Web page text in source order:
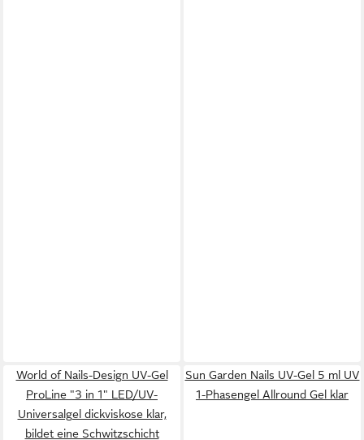
World of Nails-Design UV-Gel
ProLine "3 in 1" LED/UV-
Universalgel dickviskose klar,
bildet eine Schwitzschicht
Sun Garden Nails UV-Gel 5 ml UV
1-Phasengel Allround Gel klar